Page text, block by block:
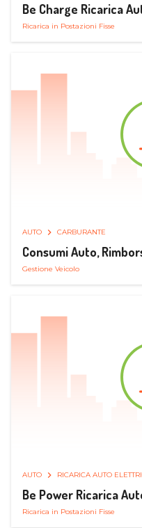
Be Charge Ricarica
Ricarica in Postazioni Fisse
AUTO CARBURANTE
Consumi Auto,
Gestione Veicolo
AUTO RICARICA AUTO
Be Power Ricarica
Ricarica in Postazioni Fisse